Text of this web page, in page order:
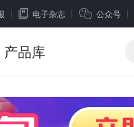
电子杂志 公众号
产品库